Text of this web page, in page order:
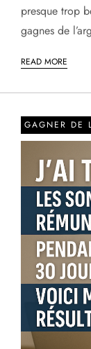
presque trop
gagnes de
READ MORE
GAGNER DE